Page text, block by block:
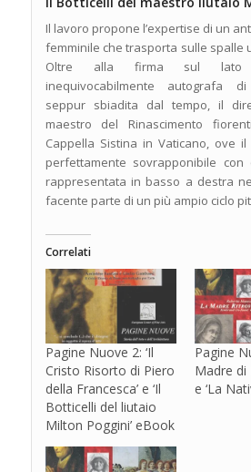
Il lavoro propone l’expertise di un
femminile che trasporta sulle spalle
Oltre alla firma sul lato
inequivocabilmente autografa
seppur sbiadita dal tempo, il
maestro del Rinascimento
Cappella Sistina in Vaticano, ove
perfettamente sovrapponibile
rappresentata in basso a destra
facente parte di un più ampio ciclo
Correlati
Pagine Nuove 2: ‘Il
Cristo Risorto di Piero
della Francesca’ e ‘Il
Botticelli del liutaio
Milton Poggini’ eBook
Pagine
Madre di
e ‘La